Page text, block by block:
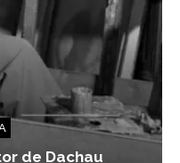
de Dachau